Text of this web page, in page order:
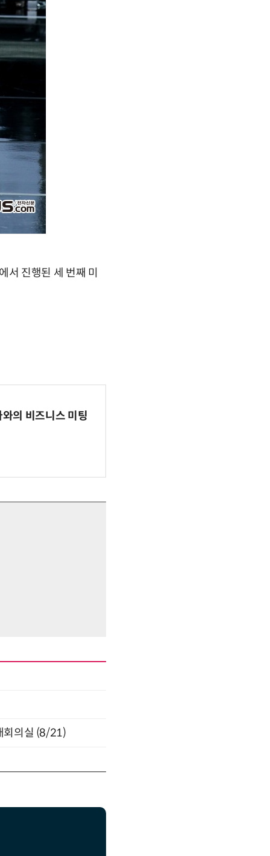
서 진행된 세 번째 미
의 비즈니스 미팅
회의실 (8/21)